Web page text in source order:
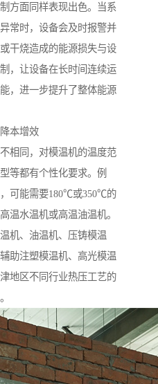
方面同样表现出色。当系
常时，设备会及时报警并
干烧造成的能源损失与设
，让设备在长时间连续运
，进一步提升了整体能源
本增效
相同，对模温机的温度范
等都有个性化要求。例
可能需要180℃或350℃的
温水温机或高温油温机。
机、油温机、压铸模温
助注塑模温机、高光模温
地区不同行业热压工艺的